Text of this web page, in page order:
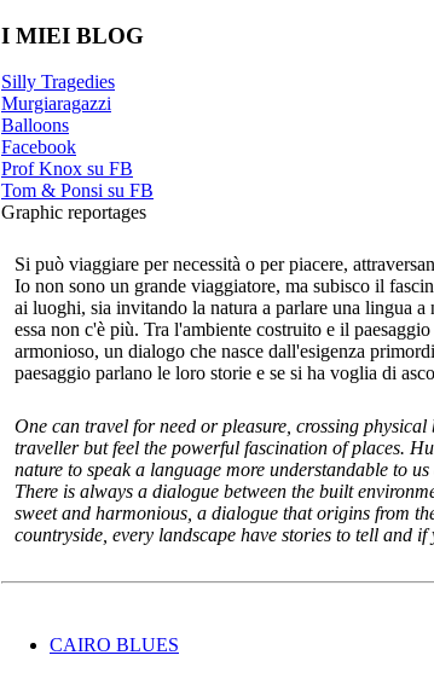
I MIEI BLOG
Silly Tragedies
Murgiaragazzi
Balloons
Facebook
Prof Knox su FB
Tom & Ponsi su FB
Graphic reportages
Si può viaggiare per necessità o per piacere,
Io non sono un grande viaggiatore, ma subisco il
ai luoghi, sia invitando la natura a parlare una lingua
essa non c'è più. Tra l'ambiente costruito e il
armonioso, un dialogo che nasce dall'esigenza
paesaggio parlano le loro storie e se si ha voglia di
One can travel for need or pleasure, crossing
traveller but feel the powerful fascination of places.
nature to speak a language more understandable to
There is always a dialogue between the built
sweet and harmonious, a dialogue that origins from
countryside, every landscape have stories to tell and
CAIRO BLUES